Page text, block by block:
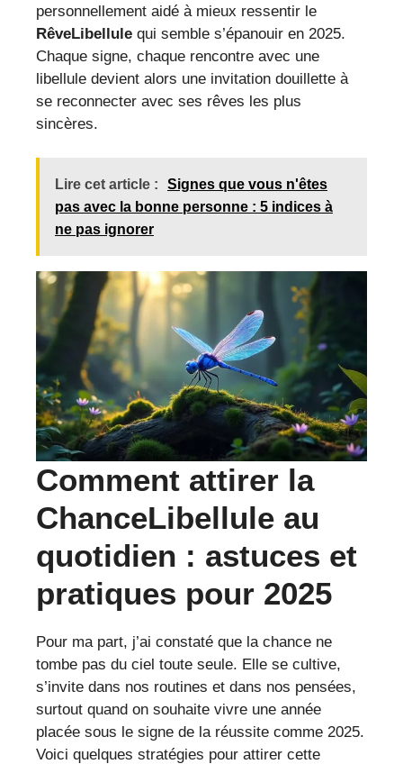
personnellement aidé à mieux ressentir le
RêveLibellule qui semble s’épanouir en 2025.
Chaque signe, chaque rencontre avec une
libellule devient alors une invitation douillette à
se reconnecter avec ses rêves les plus
sincères.
Lire cet article :
Signes que vous n'êtes
pas avec la bonne personne : 5 indices à
ne pas ignorer
Comment attirer la
ChanceLibellule au
quotidien : astuces et
pratiques pour 2025
Pour ma part, j’ai constaté que la chance ne
tombe pas du ciel toute seule. Elle se cultive,
s’invite dans nos routines et dans nos pensées,
surtout quand on souhaite vivre une année
placée sous le signe de la réussite comme 2025.
Voici quelques stratégies pour attirer cette